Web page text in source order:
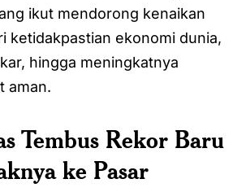
ikut mendorong kenaikan
ketidakpastian ekonomi dunia,
hingga meningkatnya
aman.
Tembus Rekor Baru
ke Pasar